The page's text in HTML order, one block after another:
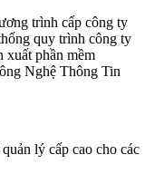
trình cấp công ty
quy trình công ty
xuất phần mềm
Nghệ Thông Tin
lý cấp cao cho các